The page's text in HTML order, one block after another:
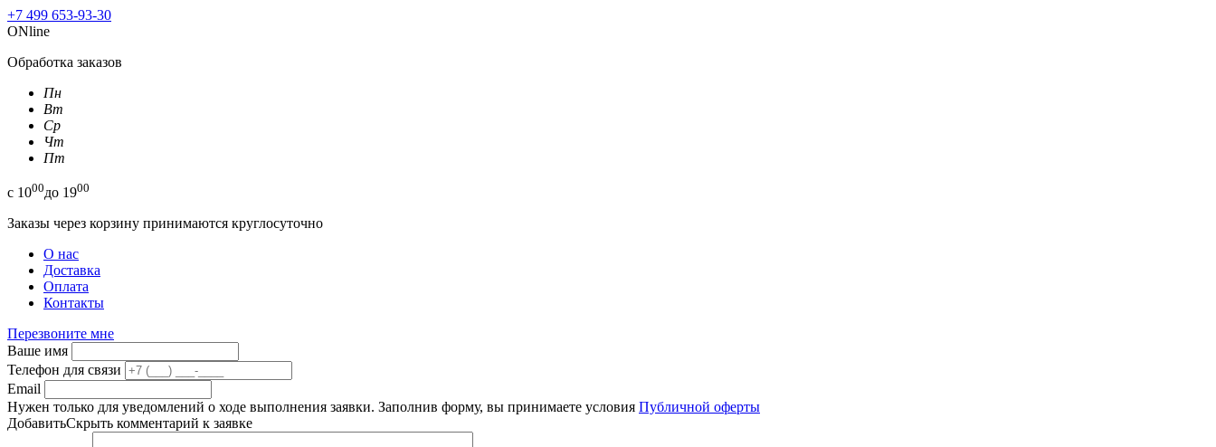
+7 499 653-93-30
ONline
Обработка заказов
Пн
Вт
Ср
Чт
Пт
с 1000до 1900
Заказы через корзину принимаются круглосуточно
О нас
Доставка
Оплата
Контакты
Перезвоните мне
Ваше имя
Телефон для связи
Email
Нужен только для уведомлений о ходе выполнения заявки. Заполнив форму, вы принимаете условия Публичной оферты
ДобавитьСкрыть комментарий к заявке